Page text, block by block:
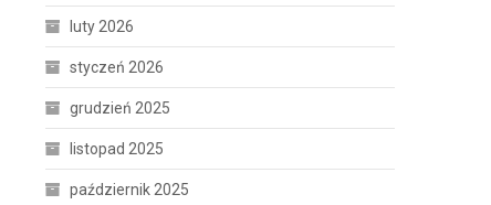
luty 2026
styczeń 2026
grudzień 2025
listopad 2025
październik 2025